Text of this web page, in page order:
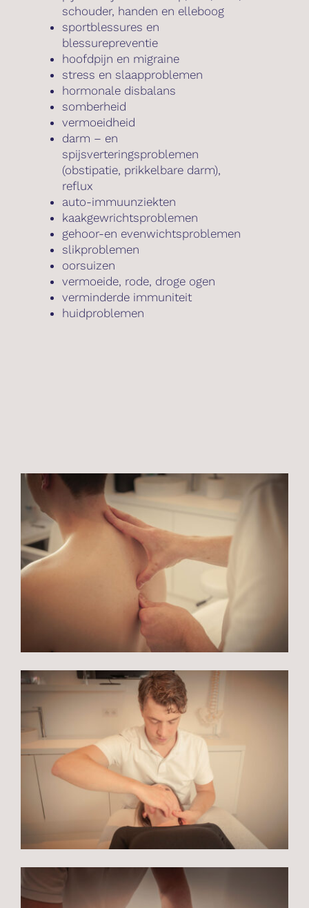
schouder, handen en elleboog
sportblessures en
blessurepreventie
hoofdpijn en migraine
stress en slaapproblemen
hormonale disbalans
somberheid
vermoeidheid
darm – en
spijsverteringsproblemen
(obstipatie, prikkelbare darm),
reflux
auto-immuunziekten
kaakgewrichtsproblemen
gehoor-en evenwichtsproblemen
slikproblemen
oorsuizen
vermoeide, rode, droge ogen
verminderde immuniteit
huidproblemen